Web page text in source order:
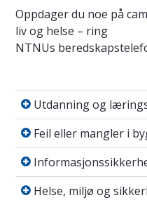
Oppdager du noe på
liv og helse – ring
NTNUs
Utdanning og
Utdanning og
Feil eller mangler i
Feil eller mangler i
Helse, miljø og
Helse, miljø og